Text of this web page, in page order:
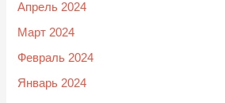
Апрель 2024
Март 2024
Февраль 2024
Январь 2024